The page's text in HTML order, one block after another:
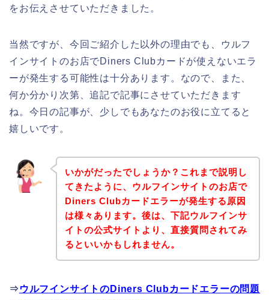
をお伝えさせていただきました。
当然ですが、今回ご紹介した以外の理由でも、ウルフ
インサイトのお店でDiners Clubカードが使えないエラ
ーが発生する可能性は十分あります。なので、また、
何か分かり次第、追記で記事にさせていただきます
ね。今日の記事が、少しでもあなたのお役に立てると
嬉しいです。
いかがだったでしょうか？これまで説明し
てきたように、ウルフインサイトのお店で
Diners Clubカードエラーが発生する原因
は様々あります。後は、下記ウルフインサ
イトの公式サイトより、直接質問されてみ
るといいかもしれません。
⇒ ウルフインサイトのDiners Clubカードエラーの問題